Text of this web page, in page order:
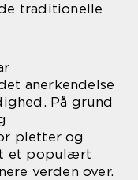
traditionelle
anerkendelse
På grund
pletter og
et populært
verden over.